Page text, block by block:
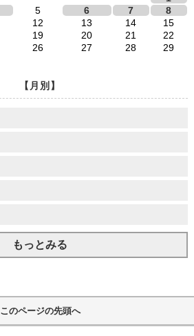
5 6 7
8
12 13 14
15
19 20 21
22
26 27 28
29
【月別】
もっとみる
このページの先頭へ